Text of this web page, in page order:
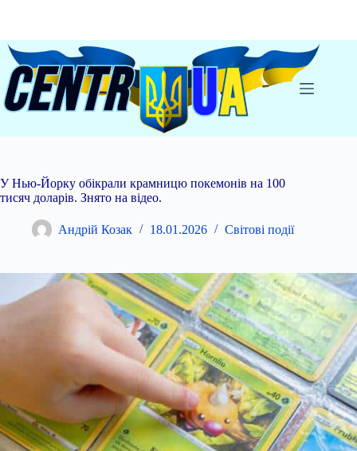
У Нью-Йорку обікрали крамницю покемонів на 100
тисяч доларів. Знято на відео.
Андрій Козак 18.01.2026 Світові події